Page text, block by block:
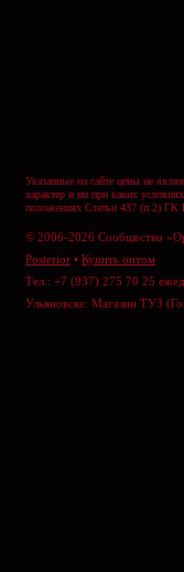
Указанные на сайте цены не
характер и ни при каких
положениях Статьи 437 (п.2) ГК
© 2006-2026 Сообщество
Posterior • Купить оптом
Тел.: +7 (937) 275 70 25
Ульяновске: Магазин ТУЗ